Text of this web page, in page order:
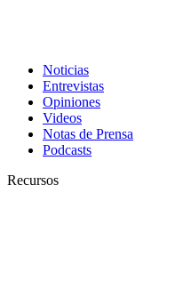
Noticias
Entrevistas
Opiniones
Videos
Notas de Prensa
Podcasts
Recursos